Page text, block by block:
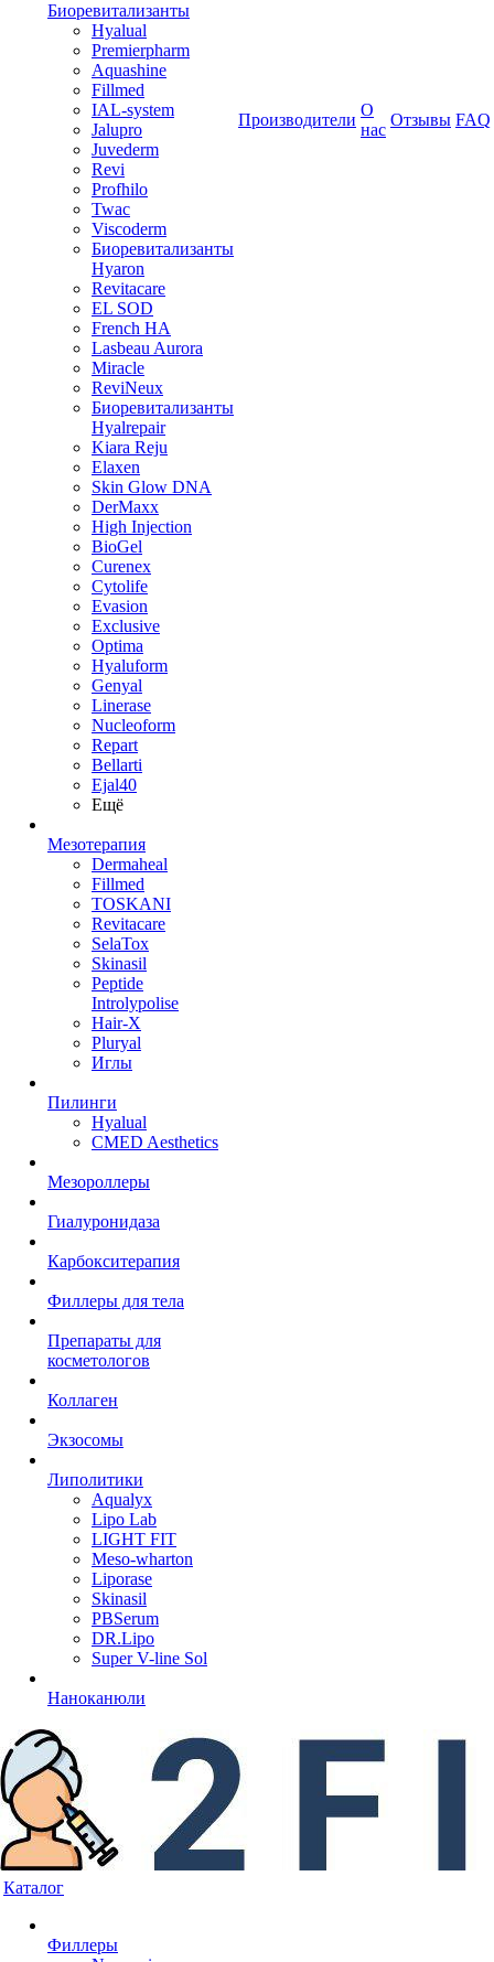
Биоревитализанты
Hyalual
Premierpharm
Aquashine
Fillmed
IAL-system
Jalupro
Juvederm
Revi
Profhilo
Twac
Viscoderm
Биоревитализанты
Hyaron
Revitacare
EL SOD
French HA
Lasbeau Aurora
Miracle
ReviNeux
Биоревитализанты
Hyalrepair
Kiara Reju
Elaxen
Skin Glow DNA
DerMaxx
High Injection
BioGel
Curenex
Cytolife
Evasion
Exclusive
Optima
Hyaluform
Genyal
Linerase
Nucleoform
Repart
Bellarti
Ejal40
Ещё
Мезотерапия
Dermaheal
Fillmed
TOSKANI
Revitacare
SelaTox
Skinasil
Peptide
Introlypolise
Hair-X
Pluryal
Иглы
Пилинги
Hyalual
CMED Aesthetics
Мезороллеры
Гиалуронидаза
Карбокситерапия
Филлеры для тела
Препараты для
косметологов
Коллаген
Экзосомы
Липолитики
Aqualyx
Lipo Lab
LIGHT FIT
Meso-wharton
Liporase
Skinasil
PBSerum
DR.Lipo
Super V-line Sol
Наноканюли
Производители
О
нас
Отзывы FAQ
Каталог
Филлеры